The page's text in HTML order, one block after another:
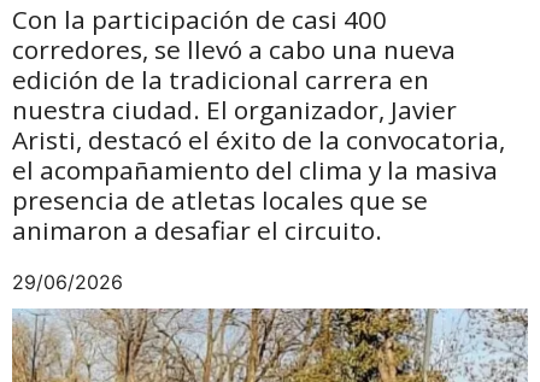
Con la participación de casi 400
corredores, se llevó a cabo una nueva
edición de la tradicional carrera en
nuestra ciudad. El organizador, Javier
Aristi, destacó el éxito de la convocatoria,
el acompañamiento del clima y la masiva
presencia de atletas locales que se
animaron a desafiar el circuito.
29/06/2026